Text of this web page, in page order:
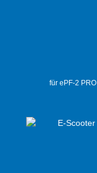
für ePF-2 PRO